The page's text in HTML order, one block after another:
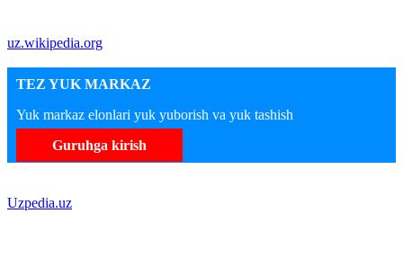
uz.wikipedia.org
TEZ YUK MARKAZ
Yuk markaz elonlari yuk yuborish va yuk tashish
Guruhga kirish
Uzpedia.uz